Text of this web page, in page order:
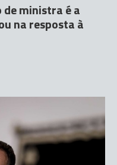
de ministra é a
na resposta à